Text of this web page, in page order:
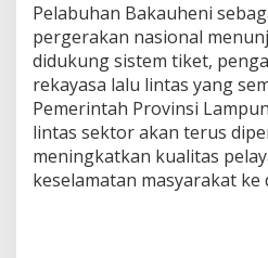
Pelabuhan Bakauheni
pergerakan nasional
didukung sistem tiket,
rekayasa lalu lintas yang
Pemerintah Provinsi
lintas sektor akan terus
meningkatkan kualitas
keselamatan masyarakat ke